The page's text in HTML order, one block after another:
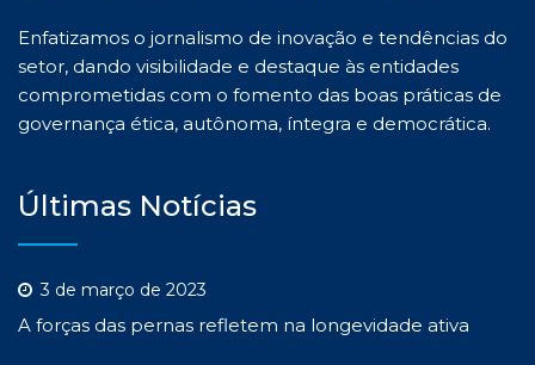
Enfatizamos o jornalismo de inovação e tendências do
setor, dando visibilidade e destaque às entidades
comprometidas com o fomento das boas práticas de
governança ética, autônoma, íntegra e democrática.
Últimas Notícias
3 de março de 2023
A forças das pernas refletem na longevidade ativa